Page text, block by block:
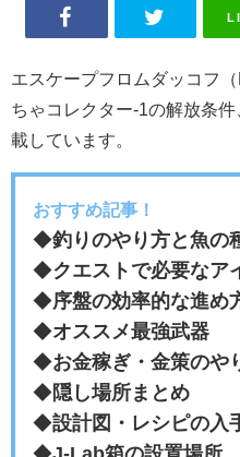
エスケープフロムダッコフ
ちゃコレクター-1の解放条
載しています。
おすすめ記事！
◆釣りのやり方と魚の
◆クエストで必要なア
◆序盤の効率的な進め
◆オススメ最強武器
◆お金稼ぎ・金策のや
◆隠し場所まとめ
◆設計図・レシピの入